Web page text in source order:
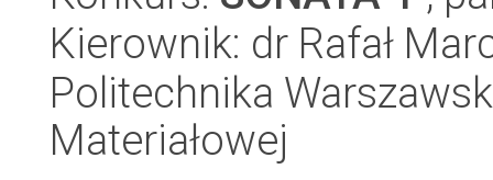
Kierownik: dr Rafał
Politechnika
Materiałowej